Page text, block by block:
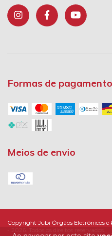
Formas de pagamento
Meios de envio
Copyright Jubi Órgãos Eletrônicos